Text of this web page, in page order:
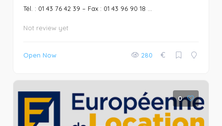
Tél. : 01 43 76 42 39 – Fax : 01 43 96 90 18 ...
Not review yet
Open Now 280 €
0